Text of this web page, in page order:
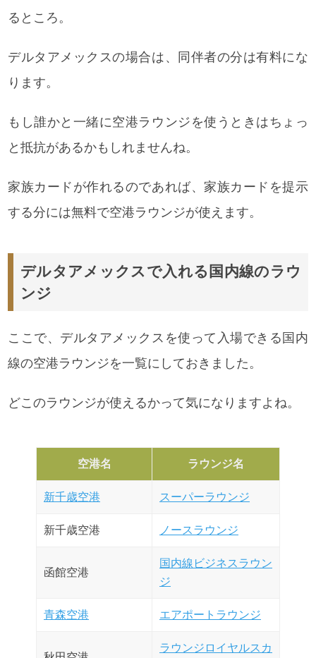
るところ。
デルタアメックスの場合は、同伴者の分は有料にな
ります。
もし誰かと一緒に空港ラウンジを使うときはちょっ
と抵抗があるかもしれませんね。
家族カードが作れるのであれば、家族カードを提示
する分には無料で空港ラウンジが使えます。
デルタアメックスで入れる国内線のラウ
ンジ
ここで、 デルタアメックスを使って入場できる国内
線の空港ラウンジを一覧にしておきました。
どこのラウンジが使えるかって気になりますよね。
空港名 ラウンジ名
新千歳空港 スーパーラウンジ
新千歳空港 ノースラウンジ
函館空港
国内線ビジネスラウン
ジ
青森空港 エアポートラウンジ
ラウンジロイヤルスカ